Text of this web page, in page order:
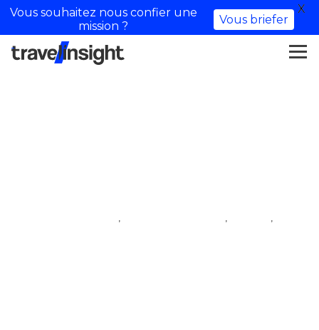
, , ,
Vous souhaitez nous confier une
mission ?
Vous briefer
X